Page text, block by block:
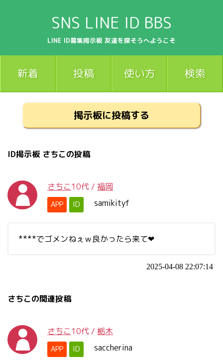
SNS LINE ID BBS
LINE ID募集掲示板 友達を探そうへようこそ
新着 投稿 使い方 検索
掲示板に投稿する
ID掲示板 さちこの投稿
さちこ10代 / 福岡
APP ID samikityf
****でゴメンねぇｗ良かったら来て❤
2025-04-08 22:07:14
さちこの関連投稿
さちこ10代 / 栃木
APP ID saccherina